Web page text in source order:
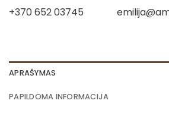
+370 652 03745
APRAŠYMAS
PAPILDOMA INFORMACIJA